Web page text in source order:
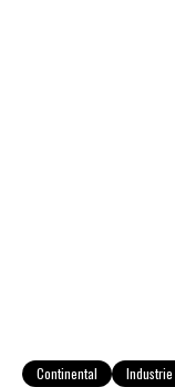
Continental Industrie